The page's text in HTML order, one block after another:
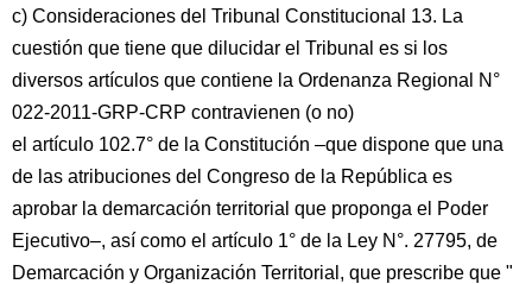
c) Consideraciones del Tribunal Constitucional 13. La
cuestión que tiene que dilucidar el Tribunal es si los
diversos artículos que contiene la Ordenanza Regional N°
022-2011-GRP-CRP contravienen (o no)
el artículo 102.7° de la Constitución –que dispone que una
de las atribuciones del Congreso de la República es
aprobar la demarcación territorial que proponga el Poder
Ejecutivo–, así como el artículo 1° de la Ley N°. 27795, de
Demarcación y Organización Territorial, que prescribe que "